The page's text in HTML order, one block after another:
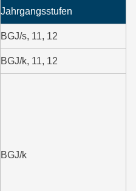
Jahrgangsstufen
BGJ/s, 11, 12
BGJ/k, 11, 12
BGJ/k